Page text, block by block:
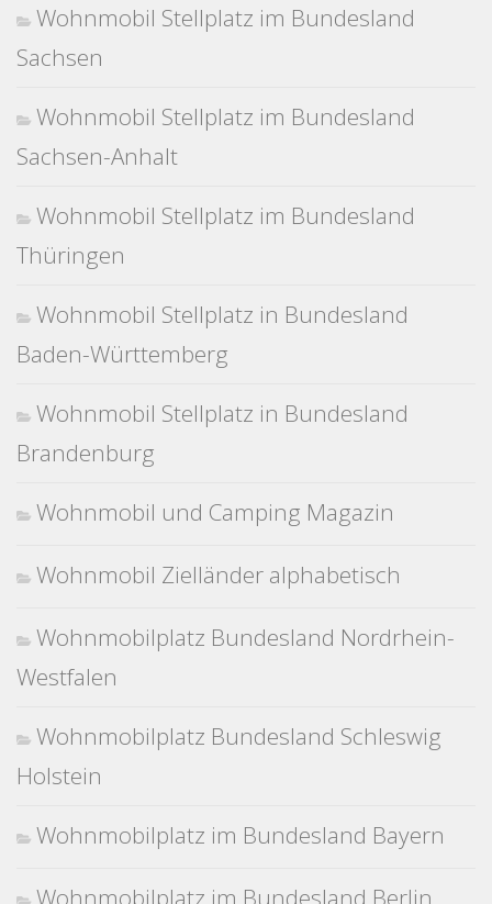
Wohnmobil Stellplatz im Bundesland
Sachsen
Wohnmobil Stellplatz im Bundesland
Sachsen-Anhalt
Wohnmobil Stellplatz im Bundesland
Thüringen
Wohnmobil Stellplatz in Bundesland
Baden-Württemberg
Wohnmobil Stellplatz in Bundesland
Brandenburg
Wohnmobil und Camping Magazin
Wohnmobil Zielländer alphabetisch
Wohnmobilplatz Bundesland Nordrhein-
Westfalen
Wohnmobilplatz Bundesland Schleswig
Holstein
Wohnmobilplatz im Bundesland Bayern
Wohnmobilplatz im Bundesland Berlin